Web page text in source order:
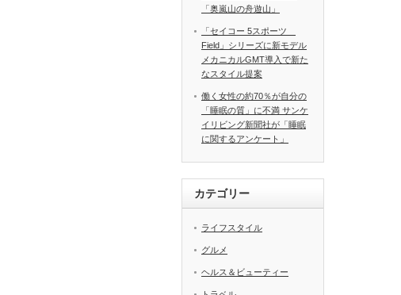
「奥嵐山の舟遊山」
「セイコー 5スポーツ
Field」シリーズに新モデル
メカニカルGMT導入で新た
なスタイル提案
働く女性の約70％が自分の
「睡眠の質」に不満 サンケ
イリビング新聞社が「睡眠
に関するアンケート」
カテゴリー
ライフスタイル
グルメ
ヘルス＆ビューティー